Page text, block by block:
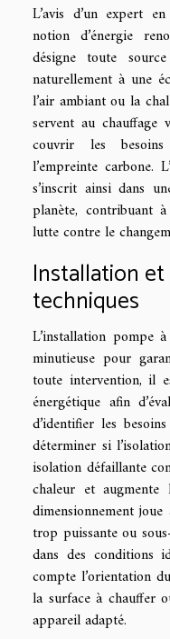
L’avis d’un expert
notion d’énergie
désigne toute
naturellement à une
l’air ambiant ou la
servent au
couvrir les
l’empreinte carbone.
s’inscrit ainsi dans
planète, contribuant
lutte contre le
Installation
techniques
L’installation pompe
minutieuse pour
toute intervention, il
énergétique afin
d’identifier les
déterminer si
isolation défaillante
chaleur et augmente
dimensionnement
trop puissante ou
dans des conditions
compte l’orientation
la surface à chauffer
appareil adapté.